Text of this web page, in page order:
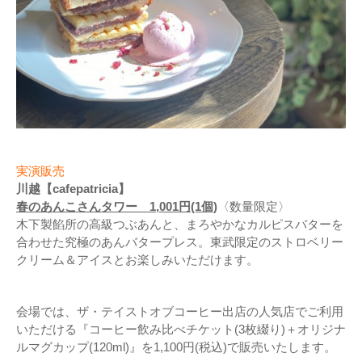
実演販売
川越【cafepatricia】
春のあんこさんタワー 1,001円(1個) 〈数量限定〉
木下製餡所の高級つぶあんと、まろやかなカルピスバターを
合わせた究極のあんバタープレス。東武限定のストロベリー
クリーム＆アイスとお楽しみいただけます。
会場では、ザ・テイストオブコーヒー出店の人気店でご利用
いただける『コーヒー飲み比べチケット(3枚綴り)＋オリジナ
ルマグカップ(120ml)』を1,100円(税込)で販売いたします。